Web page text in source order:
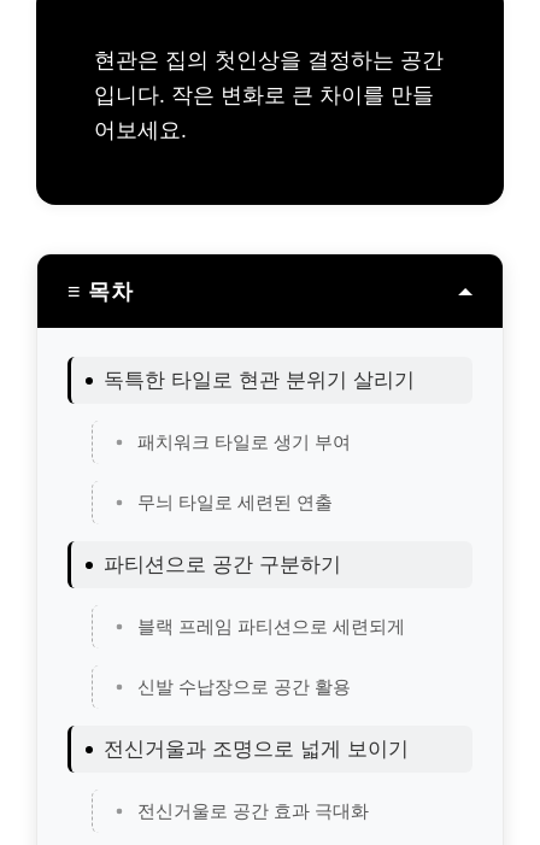
현관은 집의 첫인상을 결정하는 공간
입니다. 작은 변화로 큰 차이를 만들
어보세요.
≡ 목차
독특한 타일로 현관 분위기 살리기
패치워크 타일로 생기 부여
무늬 타일로 세련된 연출
파티션으로 공간 구분하기
블랙 프레임 파티션으로 세련되게
신발 수납장으로 공간 활용
전신거울과 조명으로 넓게 보이기
전신거울로 공간 효과 극대화